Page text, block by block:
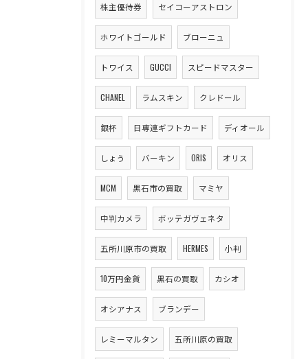
株主優待券 セイコーアストロン
ホワイトゴールド ブローニュ
トワイス GUCCI スピードマスター
CHANEL ラムスキン クレドール
銀杯 日専連ギフトカード ディオール
しょう バーキン ORIS オリス
MCM 黒石市の買取 マミヤ
中判カメラ ボッテガヴェネタ
五所川原市の買取 HERMES 小判
10万円金貨 黒石の買取 カシオ
オシアナス ブランデー
レミーマルタン 五所川原の買取